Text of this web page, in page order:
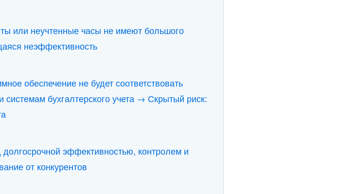
или неучтенные часы не имеют большого
неэффективность
обеспечение не будет соответствовать
бухгалтерского учета → Скрытый риск:
эффективностью, контролем и
от конкурентов